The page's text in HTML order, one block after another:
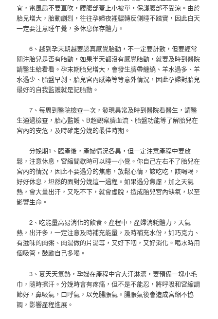
宜，電風扇不要直吹，腰腹部蓋上小被單，保護腹部不受涼。由於
胎兒增大，胎動劇烈，往往孕婦夜裡輾轉反側睡不踏實，因此白天
一定要注意睡午覺，多休息保存體力。
6、越到孕末期越要認真感覺胎動，不一定要計數，但要經常
關注胎兒是否有胎動，如果半天都沒有感覺胎動，就要及時到醫院
請醫生給看看。孕末期胎兒增大，會發生臍帶纏繞、羊水過多、羊
水過少、胎盤早剝、胎兒宮內感染等等意外情況，因此孕婦對胎兒
最好的自我監護就是記胎動。
7、每周到醫院檢查一次，發現異常及時到醫院看醫生，請醫
生通過檢查，胎心監護、B超觀察臍血流、胎盤功能等了解胎兒在
宮內的安危，及時確定分娩的最佳時期。
分娩期1、臨產後，產婦情況各異，但一定注意產程中要放
鬆，注意休息，宮縮間歇時可以睡一小覺。你自己左右不了胎兒在
宮內的情況，因此不要過分的焦慮，放鬆心情，該吃吃，該喝喝，
好好休息，坦然的面對分娩這一過程。如果過分焦慮，加之天氣
熱，會大量出汗，又吃不下，就會虛脫，造成胎兒宮內缺氧，以至
影響生命。
2、吃能量高易消化的飲食。產程中，產婦消耗體力，天氣
熱，出汗多，一定注意及時補充能量，及時補充水份，如巧克力、
有滋味的肉粥、肉湯做的片湯等，又好下咽，又好消化。喝水時用
個吸管，鼓勵自己多喝。
3、夏天天氣熱，孕婦在產程中會大汗淋漓，要預備一塊小毛
巾，隨時擦汗。分娩時會有疼痛，但不是不能忍，將呼吸和宮縮調
節好，鼻吸氣，口呼氣，以免腸脹氣。腸脹氣後會造成宮縮不協
調，影響產程進展。